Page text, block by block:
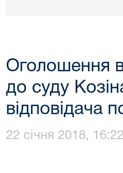
Оголошення
до суду
відповідача
22 січня 2018, 16:22